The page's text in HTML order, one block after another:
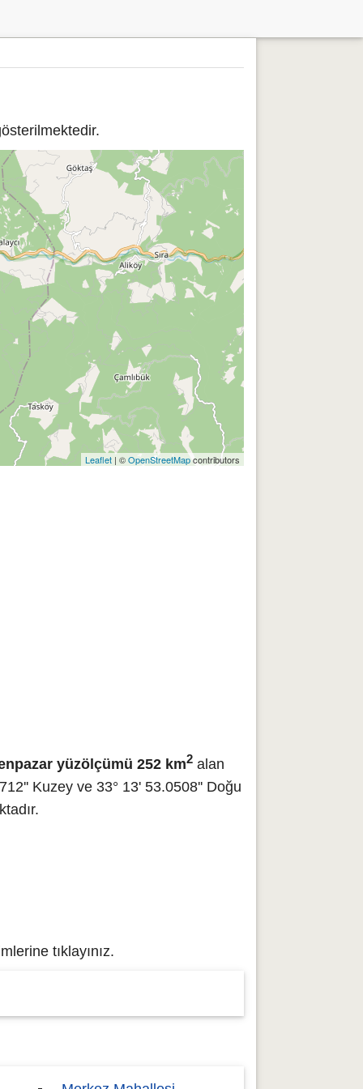
Leaflet | ©OpenStreetMapcontributors
yüzölçümü 252 km2 alan
Kuzey ve 33° 13' 53.0508'' Doğu
tıklayınız.